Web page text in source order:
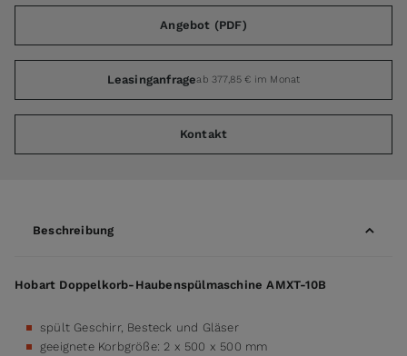
Angebot (PDF)
Leasinganfrageab 377,85 € im Monat
Kontakt
Beschreibung
Hobart Doppelkorb-Haubenspülmaschine AMXT-10B
spült Geschirr, Besteck und Gläser
geeignete Korbgröße: 2 x 500 x 500 mm